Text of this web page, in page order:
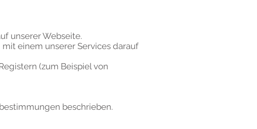
unserer Webseite.
einem unserer Services darauf
(zum Beispiel von
beschrieben.